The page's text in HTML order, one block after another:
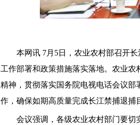
本网讯 7月 5日，农业农村部召开
工作部署和政策措施落实落地。农业
精神，贯彻落实国务院电视电话会议
作，确保如期高质量完成长江禁捕退捕
会议强调，各级农业农村部门要